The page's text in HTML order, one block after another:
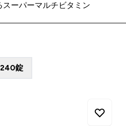
ーパーマルチビタミン
240錠